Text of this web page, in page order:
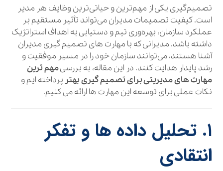
تصمیم‌گیری یکی از مهم‌ترین و حیاتی‌ترین وظایف هر مدیر
است. کیفیت تصمیمات مدیران می‌تواند تأثیر مستقیم بر
عملکرد سازمان، بهره‌وری تیم و دستیابی به اهداف استراتژیک
داشته باشد. مدیرانی که با مهارت های تصمیم گیری مدیران
آشنا هستند، می‌توانند سازمان خود را در مسیر موفقیت و
رشد پایدار هدایت کنند. در این مقاله، به بررسیمهم‌ ترین
مهارت‌ های مدیریتی برای تصمیم‌ گیری بهتر پرداخته‌ ایم و
نکات عملی برای توسعه این مهارت‌ ها ارائه می‌ کنیم.
۱. تحلیل داده‌ ها و تفکر
انتقادی